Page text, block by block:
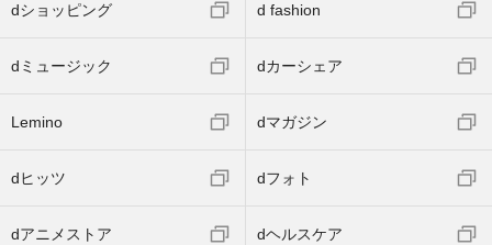
dショッピング d fashion
dミュージック dカーシェア
Lemino dマガジン
dヒッツ dフォト
dアニメストア dヘルスケア